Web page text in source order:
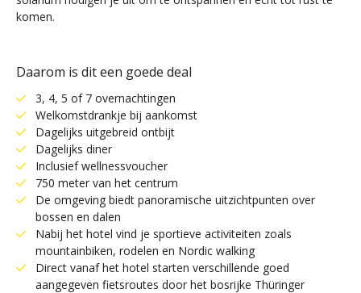
komen.
Daarom is dit een goede deal
3, 4, 5 of 7 overnachtingen
Welkomstdrankje bij aankomst
Dagelijks uitgebreid ontbijt
Dagelijks diner
Inclusief wellnessvoucher
750 meter van het centrum
De omgeving biedt panoramische uitzichtpunten over
bossen en dalen
Nabij het hotel vind je sportieve activiteiten zoals
mountainbiken, rodelen en Nordic walking
Direct vanaf het hotel starten verschillende goed
aangegeven fietsroutes door het bosrijke Thüringer